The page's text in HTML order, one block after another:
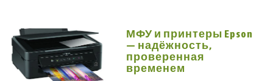
МФУ и принтеры Epson
— надёжность,
проверенная
временем